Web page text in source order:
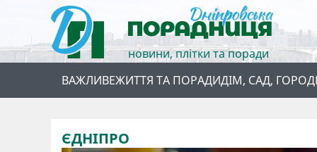
новини, плітки та поради
ВАЖЛИВЕЖИТТЯ ТА ПОРАДИДІМ, САД, ГОРОД
ЄДНІПРО